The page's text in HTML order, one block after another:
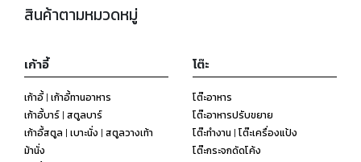
สินค้าตามหมวดหมู่
เก้าอี้
เก้าอี้ | เก้าอี้ทานอาหาร
เก้าอี้บาร์ | สตูลบาร์
เก้าอี้สตูล | เบาะนั่ง | สตูลวางเท้า
ม้านั่ง
โต๊ะ
โต๊ะอาหาร
โต๊ะอาหารปรับขยาย
โต๊ะทำงาน | โต๊ะเครื่องแป้ง
โต๊ะกระจกดัดโค้ง